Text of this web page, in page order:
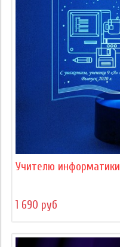
Учителю информатики
1 690 руб